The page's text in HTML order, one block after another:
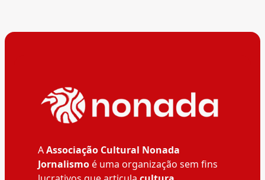
AAssociação Cultural Nonada
Jornalismoé uma organização sem fins